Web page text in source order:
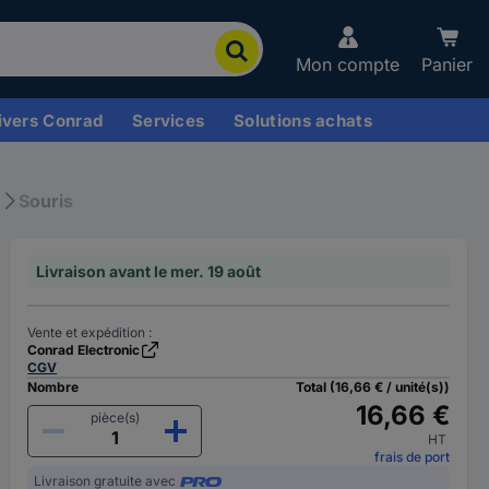
Mon compte Panier
Conrad Services Solutions achats
Souris
Livraison avant le mer. 19 août
Vente et expédition :
Conrad Electronic
CGV
Nombre
pièce(s)
Total (16,66 € / unité(s))
16,66 €
HT
frais de port
Livraison gratuite avec